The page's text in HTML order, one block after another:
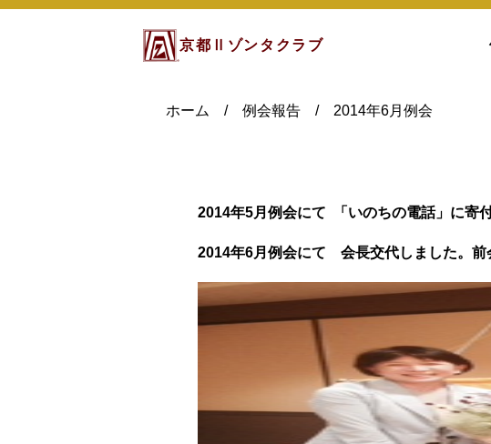
京都Ⅱゾンタクラブ
ホーム / 例会報告 / 2014年6月例会
2014年5月例会にて 「いのちの電話」に寄
2014年6月例会にて 会長交代しました。前